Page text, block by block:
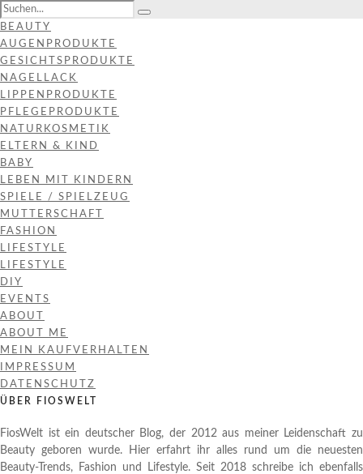
BEAUTY
AUGENPRODUKTE
GESICHTSPRODUKTE
NAGELLACK
LIPPENPRODUKTE
PFLEGEPRODUKTE
NATURKOSMETIK
ELTERN & KIND
BABY
LEBEN MIT KINDERN
SPIELE / SPIELZEUG
MUTTERSCHAFT
FASHION
LIFESTYLE
LIFESTYLE
DIY
EVENTS
ABOUT
ABOUT ME
MEIN KAUFVERHALTEN
IMPRESSUM
DATENSCHUTZ
ÜBER FIOSWELT
FiosWelt ist ein deutscher Blog, der 2012 aus meiner Leidenschaft zu
Beauty geboren wurde. Hier erfahrt ihr alles rund um die neuesten
Beauty-Trends, Fashion und Lifestyle. Seit 2018 schreibe ich ebenfalls